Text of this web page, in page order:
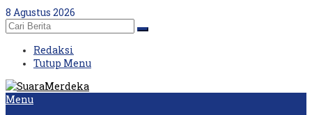
Skip
to
content
8 Agustus 2026
Redaksi
Tutup Menu
Menu